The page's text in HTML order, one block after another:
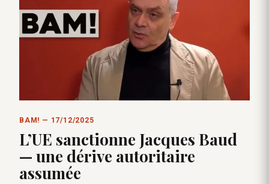
BAM! — 17/12/2025
L’UE sanctionne Jacques Baud
— une dérive autoritaire
assumée